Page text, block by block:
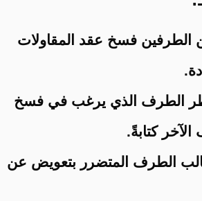
الطرفين فسخ عقد المقاولات
الطرف الذي يرغب في فسخ
كتابةً.
الطرف المتضرر بتعويض عن